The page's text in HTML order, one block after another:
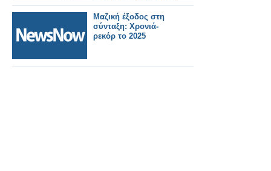
Μαζική έξοδος στη
σύνταξη: Χρονιά-
ρεκόρ το 2025